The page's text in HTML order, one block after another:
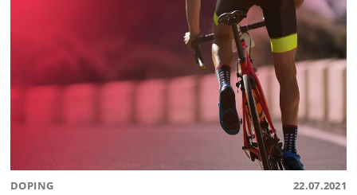
DOPING 22.07.2021